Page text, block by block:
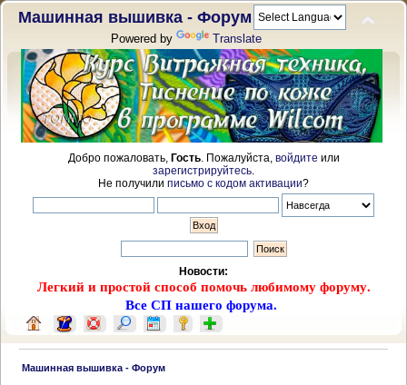
Машинная вышивка - Форум
Powered by Translate
Добро пожаловать, Гость. Пожалуйста, войдите или
зарегистрируйтесь
Не получили письмо с кодом активации?
Новости:
Легкий и простой способ помочь любимому форуму.
Все СП нашего форума.
Машинная вышивка - Форум